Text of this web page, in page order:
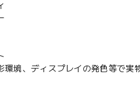
境、ディスプレイの発色等で実